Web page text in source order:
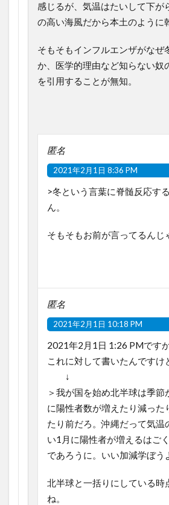
感じるが、気温はたいして下が
の高い海風だから本土のように
そもそもインフルエンザがなぜ
か、医学的理由など知らない奴
を引用することが無知。
匿名
2021年2月1日 8:36 PM
>冬という言葉に脊髄反応す
ん。
そもそもお前が言ってるんじ
匿名
2021年2月1日 10:18 PM
2021年2月1日 1:26 PMです
これに対して書いたんですけ
↓
＞我が国を始め北半球は季節
に陽性者数が増えたり減った
たり前だろ。沖縄だって気温
い1月に陽性者が増えるはご
であろうに。いい加減学ぼう
北半球と一括りにしている時
ね。